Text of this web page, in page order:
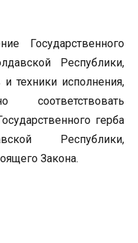
Государственного
Республики,
техники исполнения,
герба
Республики,
Закона.